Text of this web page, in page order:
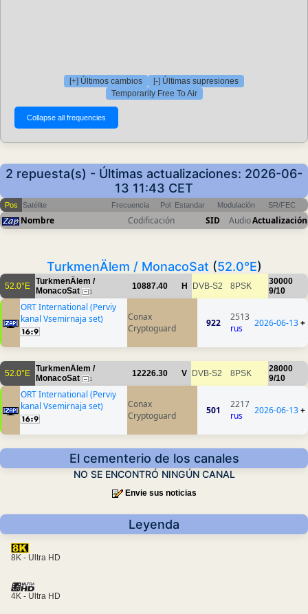
[+] Últimos cambios
[-] Últimas supresiones
Temporarily Free To Air
2 repuesta(s) - Últimas actualizaciones: 2026-06-
13 11:43 CET
Pos Satélite Frecuencia Pol Estandar Modulación SR/FEC
Nombre Codificación SID AudioActualización
TurkmenÄlem / MonacoSat (52.0°E)
52.0°E TurkmenÄlem /
MonacoSat
1
10887.40 H DVB-S2 8PSK
30000
9/10
ORT International (Perviy
kanal Vsemirnaja set)
Conax
Cryptoguard
922
2513
rus
2026-06-13+
52.0°E TurkmenÄlem /
MonacoSat
1
12226.30 V DVB-S2 8PSK
28000
9/10
ORT International (Perviy
kanal Vsemirnaja set)
Conax
Cryptoguard
501
2217
rus
2026-06-13+
El cementerio de los canales
NO SE ENCONTRÓ NINGÚN CANAL
Envie sus noticias
Leyenda
8K - Ultra HD
4K - Ultra HD